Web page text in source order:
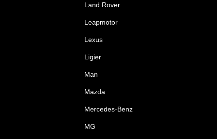
Land Rover
Leapmotor
Lexus
Ligier
Man
Mazda
Mercedes-Benz
MG